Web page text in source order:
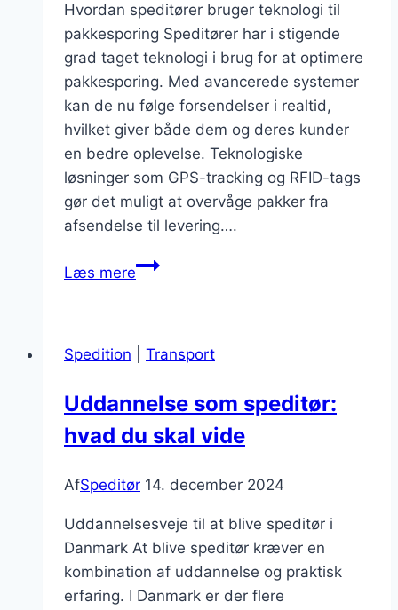
Hvordan speditører bruger teknologi til
pakkesporing Speditører har i stigende
grad taget teknologi i brug for at optimere
pakkesporing. Med avancerede systemer
kan de nu følge forsendelser i realtid,
hvilket giver både dem og deres kunder
en bedre oplevelse. Teknologiske
løsninger som GPS-tracking og RFID-tags
gør det muligt at overvåge pakker fra
afsendelse til levering….
Læs mereHvordan
effektivt
Spedition Transport
Uddannelse som speditør:
hvad du skal vide
AfSpeditør 14. december 2024
Uddannelsesveje til at blive speditør i
Danmark At blive speditør kræver en
kombination af uddannelse og praktisk
erfaring. I Danmark er der flere